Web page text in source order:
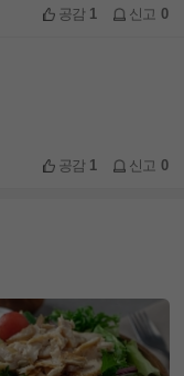
공감 1 신고 0
공감 1 신고 0